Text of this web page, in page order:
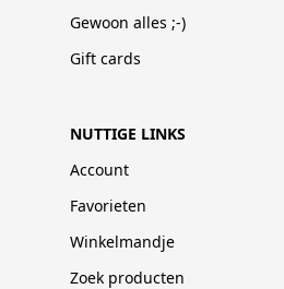
Gewoon alles ;-)
Gift cards
NUTTIGE LINKS
Account
Favorieten
Winkelmandje
Zoek producten